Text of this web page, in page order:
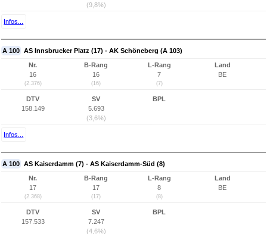
(9,8%)
Infos...
A 100 AS Innsbrucker Platz (17) - AK Schöneberg (A 103)
Nr.
16
(2.376)
B-Rang
16
(16)
L-Rang
7
(7)
Land
BE
DTV
158.149
SV
5.693
(3,6%)
BPL
Infos...
A 100 AS Kaiserdamm (7) - AS Kaiserdamm-Süd (8)
Nr.
17
(2.368)
B-Rang
17
(17)
L-Rang
8
(8)
Land
BE
DTV
157.533
SV
7.247
(4,6%)
BPL